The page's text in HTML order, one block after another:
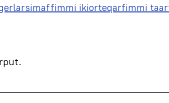
ikiorteqarfimmi